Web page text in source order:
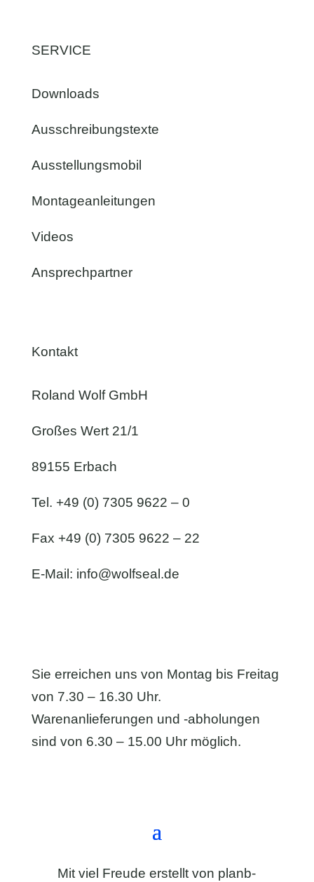
SERVICE
Downloads
Ausschreibungstexte
Ausstellungsmobil
Montageanleitungen
Videos
Ansprechpartner
Kontakt
Roland Wolf GmbH
Großes Wert 21/1
89155 Erbach
Tel. +49 (0) 7305 9622 – 0
Fax +49 (0) 7305 9622 – 22
E-Mail: info@wolfseal.de
Sie erreichen uns von Montag bis Freitag
von 7.30 – 16.30 Uhr.
Warenanlieferungen und -abholungen
sind von 6.30 – 15.00 Uhr möglich.
Mit viel Freude erstellt von planb-